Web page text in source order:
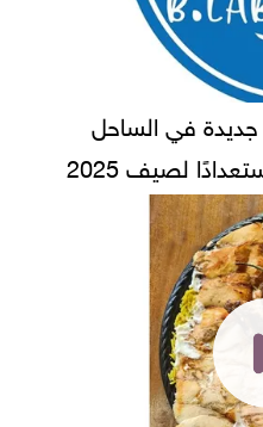
افتتاح 7 فروع جديدة في الساحل
لصيف 2025